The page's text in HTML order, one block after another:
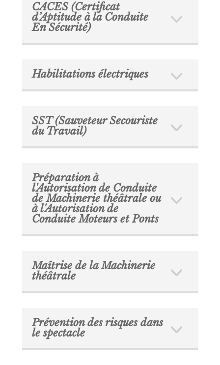
CACES (Certificat
d’Aptitude à la Conduite
En Sécurité)
Habilitations électriques
SST (Sauveteur Secouriste
du Travail)
Préparation à
l'Autorisation de Conduite
de Machinerie théâtrale ou
à l'Autorisation de
Conduite Moteurs et Ponts
Maîtrise de la Machinerie
théâtrale
Prévention des risques dans
le spectacle